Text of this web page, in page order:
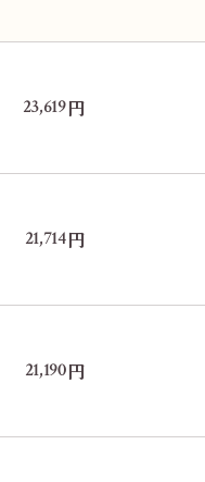
23,619円
21,714円
21,190円